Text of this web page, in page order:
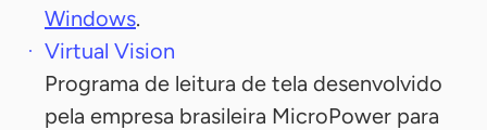
Windows.
Virtual Vision
Programa de leitura de tela desenvolvido
pela empresa brasileira MicroPower para